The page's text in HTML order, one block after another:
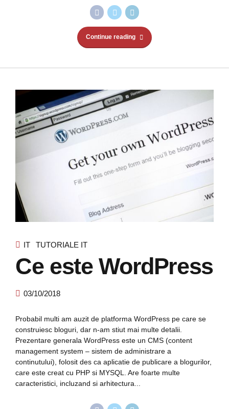
Continue reading
IT TUTORIALE IT
Ce este WordPress
03/10/2018
Probabil multi am auzit de platforma WordPress pe care se
construiesc bloguri, dar n-am stiut mai multe detalii.
Prezentare generala WordPress este un CMS (content
management system – sistem de administrare a
continutului), folosit des ca aplicatie de publicare a blogurilor,
care este creat cu PHP si MYSQL. Are foarte multe
caracteristici, incluzand si arhitectura...